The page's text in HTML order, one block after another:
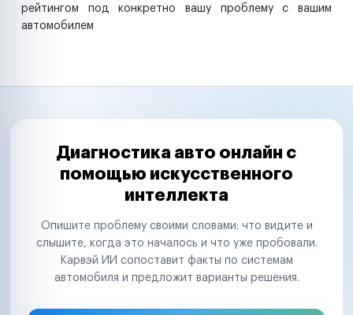
рейтингом под конкретно вашу проблему с вашим
автомобилем
Диагностика авто онлайн с
помощью искусственного
интеллекта
Опишите проблему своими словами: что видите и
слышите, когда это началось и что уже пробовали.
Карвэй ИИ сопоставит факты по системам
автомобиля и предложит варианты решения.